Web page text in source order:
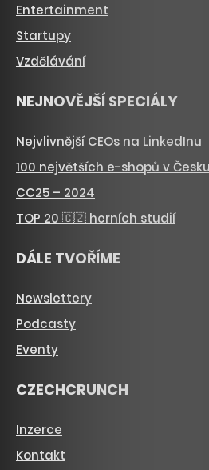
Entertainment
Startupy
Vzdělávání
NEJNOVĚJŠÍ SPECIÁLY
Nejvlivnější CEOs na LinkedInu
100 největších e-shopů v Česku
CC25 – 2024
TOP 20 🇨🇿 herních studií
DÁLE TVOŘÍME
Newslettery
Podcasty
Eventy
CZECHCRUNCH
Inzerce
Kontakt